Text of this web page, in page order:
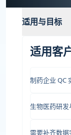
适用与目标
适用客
制药企业 QC
生物医药研
需要补齐数